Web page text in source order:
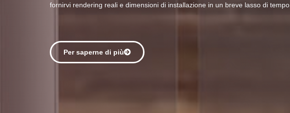
fornirvi rendering reali e dimensioni di installazione in un breve lasso di tempo.
Per saperne di più